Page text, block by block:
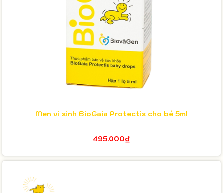
Men vi sinh BioGaia Protectis cho bé 5ml
495.000₫